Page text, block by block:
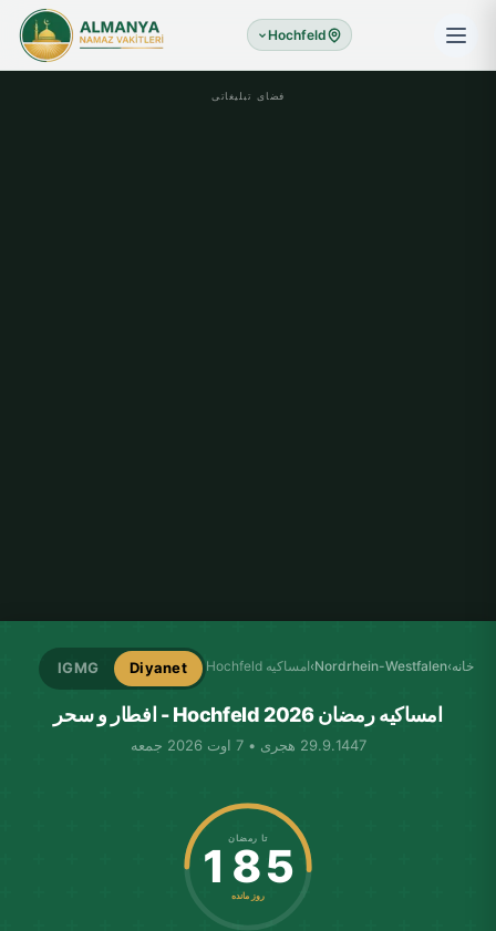
Hochfeld
فضای تبلیغاتی
خانه›
Nordrhein-Westfalen
›امساکیه Hochfeld Diyanet
IGMG
امساکیه رمضان Hochfeld 2026 - افطار و سحر
29.9.1447 هجری • 7 اوت 2026 جمعه
تا رمضان
185
روز مانده